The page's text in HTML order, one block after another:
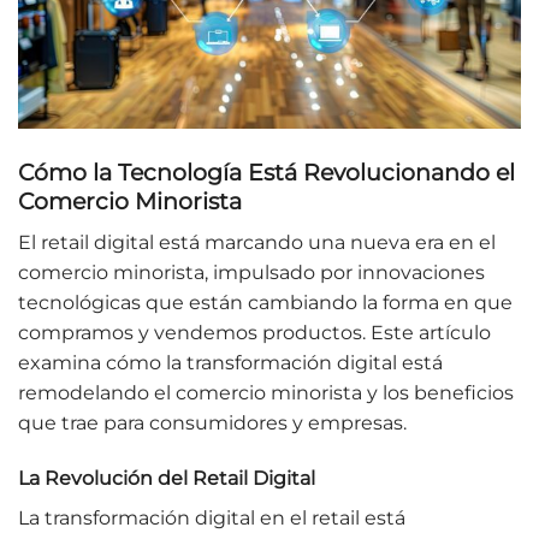
Cómo la Tecnología Está Revolucionando el
Comercio Minorista
El retail digital está marcando una nueva era en el
comercio minorista, impulsado por innovaciones
tecnológicas que están cambiando la forma en que
compramos y vendemos productos. Este artículo
examina cómo la transformación digital está
remodelando el comercio minorista y los beneficios
que trae para consumidores y empresas.
La Revolución del Retail Digital
La transformación digital en el retail está